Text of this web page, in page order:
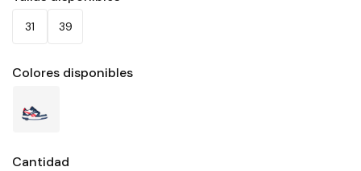
31 39
Colores disponibles
Cantidad